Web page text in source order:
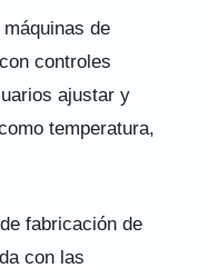
de
controles
ajustar y
temperatura,
fabricación de
con las